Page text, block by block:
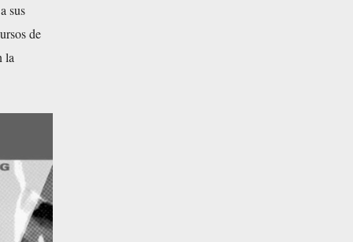
sus
de
la